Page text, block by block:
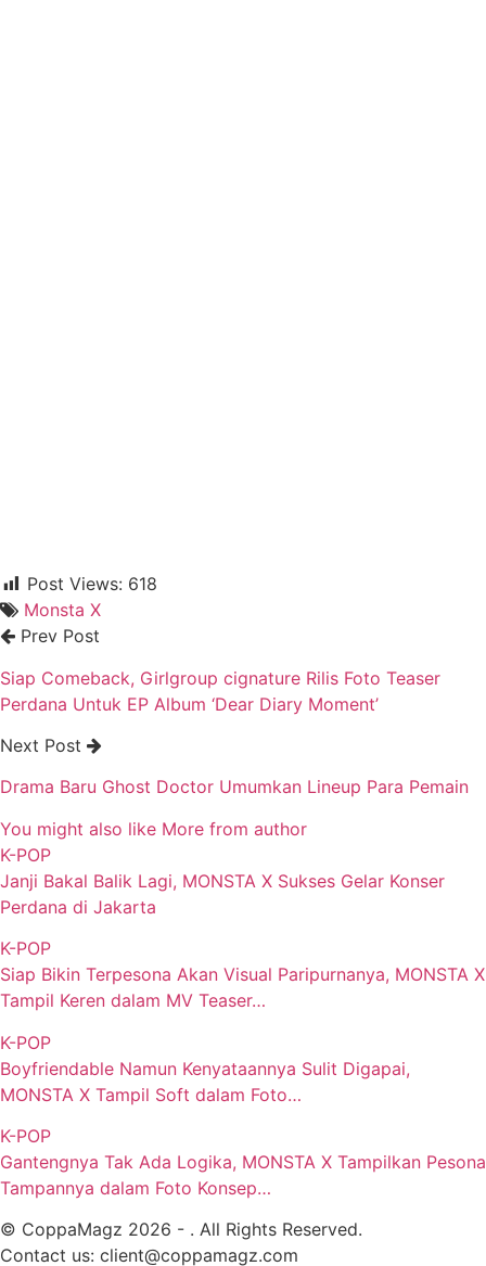
Post Views: 618
Monsta X
Prev Post
Siap Comeback, Girlgroup cignature Rilis Foto Teaser
Perdana Untuk EP Album ‘Dear Diary Moment’
Next Post
Drama Baru Ghost Doctor Umumkan Lineup Para Pemain
You might also like More from author
K-POP
Janji Bakal Balik Lagi, MONSTA X Sukses Gelar Konser
Perdana di Jakarta
K-POP
Siap Bikin Terpesona Akan Visual Paripurnanya, MONSTA X
Tampil Keren dalam MV Teaser…
K-POP
Boyfriendable Namun Kenyataannya Sulit Digapai,
MONSTA X Tampil Soft dalam Foto…
K-POP
Gantengnya Tak Ada Logika, MONSTA X Tampilkan Pesona
Tampannya dalam Foto Konsep…
© CoppaMagz 2026 - . All Rights Reserved.
Contact us: client@coppamagz.com